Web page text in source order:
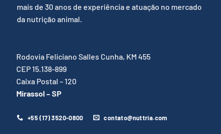
mais de 30 anos de experiência e atuação no mercado
da nutrição animal.
Rodovia Feliciano Salles Cunha, KM 455
CEP 15.138-899
Caixa Postal – 120
Mirassol – SP
+55 (17) 3520-0800 contato@nuttria.com